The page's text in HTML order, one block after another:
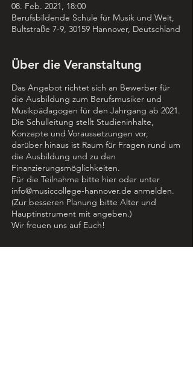
08. Feb. 2021, 18:00
Berufsbildende Schule für Musik und Weit,
Bultstraße 7-9, 30159 Hannover, Deutschland
Über die Veranstaltung
Das Angebot richtet sich an Bewerber für
die Ausbildung zum Berufsmusiker und
Musikpädagogen für den Jahrgang ab 2021.
Die Schulleitung stellt Studieninhalte,
Konzepte und Voraussetzungen vor,
darüber hinaus ist Raum für Fragen rund um
die Ausbildung und zu den
Finanzierungsmöglichkeiten.
Für die Teilnahme bitte hier oder unter
info@musiccollege-hannover.de anmelden.
(Zur besseren Planung bitte Alter und
Hauptinstrument mit angeben.)
Wir freuen uns auf Euch!